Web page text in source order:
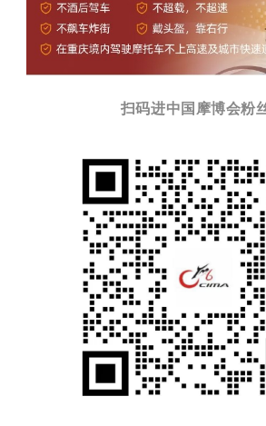
扫码进中国摩博会粉